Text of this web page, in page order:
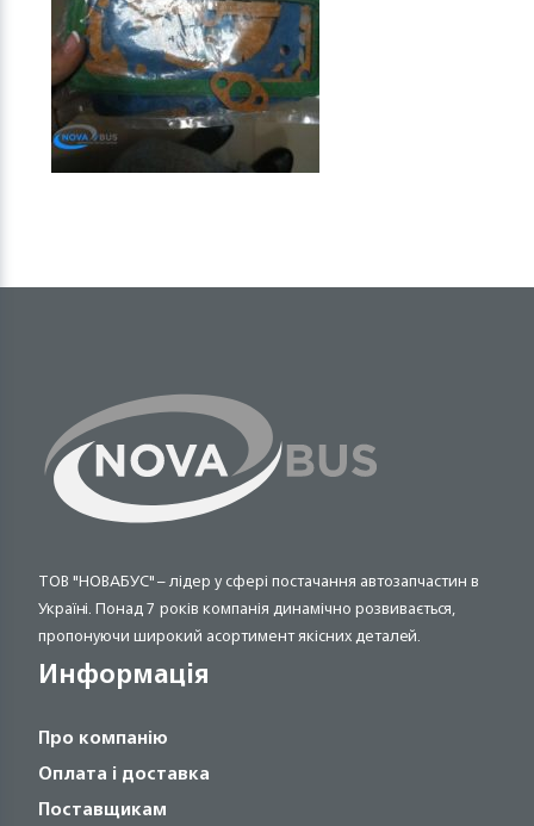
ТОВ "НОВАБУС" – лідер у сфері постачання автозапчастин в
Україні. Понад 7 років компанія динамічно розвивається,
пропонуючи широкий асортимент якісних деталей.
Информація
Про компанію
Оплата і доставка
Поставщикам